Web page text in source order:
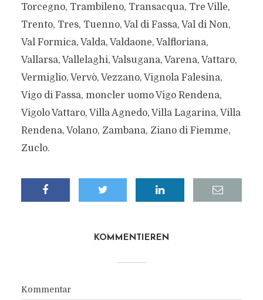
Torcegno, Trambileno, Transacqua, Tre Ville,
Trento, Tres, Tuenno, Val di Fassa, Val di Non,
Val Formica, Valda, Valdaone, Valfloriana,
Vallarsa, Vallelaghi, Valsugana, Varena, Vattaro,
Vermiglio, Vervò, Vezzano, Vignola Falesina,
Vigo di Fassa, moncler uomo Vigo Rendena,
Vigolo Vattaro, Villa Agnedo, Villa Lagarina, Villa
Rendena, Volano, Zambana, Ziano di Fiemme,
Zuclo.
KOMMENTIEREN
Kommentar